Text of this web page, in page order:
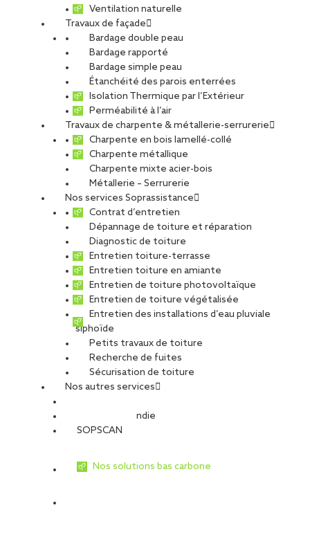
Ventilation naturelle
Travaux de façade
Bardage double peau
Bardage rapporté
Bardage simple peau
Étanchéité des parois enterrées
Isolation Thermique par l’Extérieur
Perméabilité à l’air
Travaux de charpente & métallerie-serrurerie
Charpente en bois lamellé-collé
Charpente métallique
Charpente mixte acier-bois
Métallerie – Serrurerie
Nos services Soprassistance
Contrat d’entretien
Dépannage de toiture et réparation
Diagnostic de toiture
Entretien toiture-terrasse
Entretien toiture en amiante
Entretien de toiture photovoltaïque
Entretien de toiture végétalisée
Entretien des installations d’eau pluviale
siphoïde
Petits travaux de toiture
Recherche de fuites
Sécurisation de toiture
Nos autres services
Sécurité Incendie
SOPSCAN
Nos solutions bas carbone